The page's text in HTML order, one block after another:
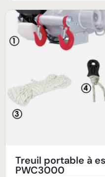
Treuil portable à
PWC3000